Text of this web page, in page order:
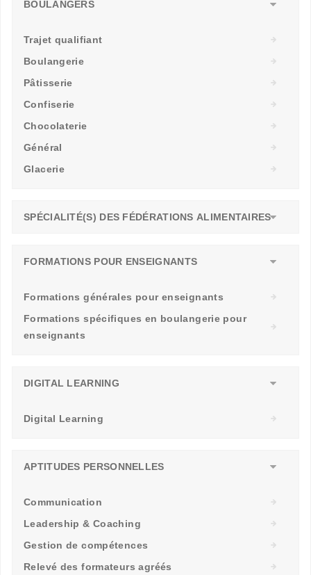
BOULANGERS
Trajet qualifiant
Boulangerie
Pâtisserie
Confiserie
Chocolaterie
Général
Glacerie
SPÉCIALITÉ(S) DES FÉDÉRATIONS ALIMENTAIRES
FORMATIONS POUR ENSEIGNANTS
Formations générales pour enseignants
Formations spécifiques en boulangerie pour
enseignants
DIGITAL LEARNING
Digital Learning
APTITUDES PERSONNELLES
Communication
Leadership & Coaching
Gestion de compétences
Relevé des formateurs agréés